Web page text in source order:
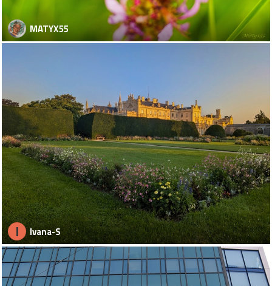
MATYX55
I Ivana-S